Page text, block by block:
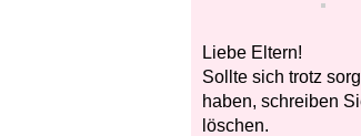
Liebe Eltern!
Sollte sich trotz
haben, schreiben
löschen.